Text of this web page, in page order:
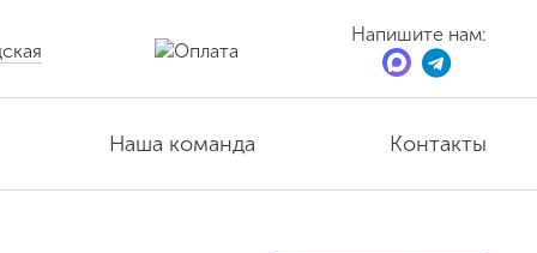
Напишите нам:
Наша команда Контакты